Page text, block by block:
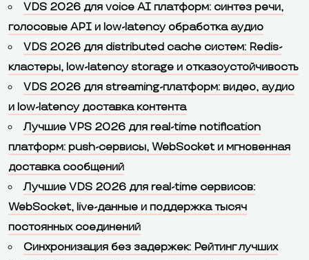
VDS 2026 для voice AI платформ: синтез речи,
голосовые API и low-latency обработка аудио
VDS 2026 для distributed cache систем: Redis-
кластеры, low-latency storage и отказоустойчивость
VDS 2026 для streaming-платформ: видео, аудио
и low-latency доставка контента
Лучшие VPS 2026 для real-time notification
платформ: push-сервисы, WebSocket и мгновенная
доставка сообщений
Лучшие VDS 2026 для real-time сервисов:
WebSocket, live-данные и поддержка тысяч
постоянных соединений
Синхронизация без задержек: Рейтинг лучших